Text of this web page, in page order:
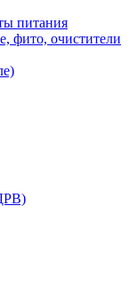
питания
фито, очистители